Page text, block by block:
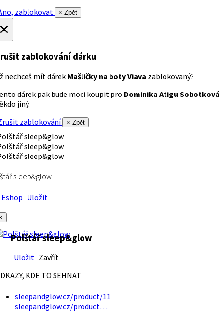
zablokovat
× Zpět
zablokování dárku
nechceš mít dárek Mašličky na boty Viava zablokovaný?
dárek pak bude moci koupit pro Dominika Atigu Sobotková
jiný.
zablokování
× Zpět
sleep&glow
Uložit
Polštář sleep&glow
Uložit Zavřít
KDE TO SEHNAT
sleepandglow.cz/product/11
sleepandglow.cz/product…